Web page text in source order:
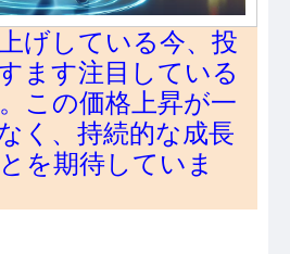
げしている今、投
ます注目している
この価格上昇が一
く、持続的な成長
を期待していま